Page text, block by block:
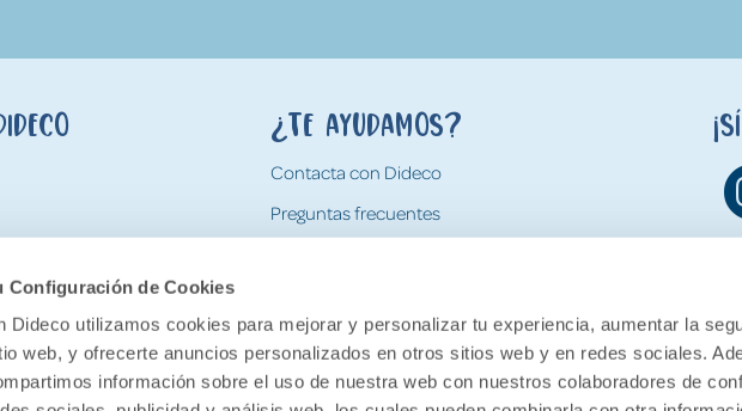
Configuración de Cookies
Dideco utilizamos cookies para mejorar y personalizar tu experiencia, aumentar la
web, y ofrecerte anuncios personalizados en otros sitios web y en redes sociales.
información sobre el uso de nuestra web con nuestros colaboradores de
¿Te ayudamos?
Contacta con Dideco
Preguntas frecuentes
Devoluciones